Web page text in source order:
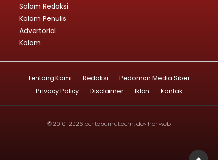
Salam Redaksi
Kolom Penulis
Advertorial
Kolom
Tentang Kami Redaksi
Pedoman Media Siber
Privacy Policy
Disclaimer Iklan Kontak
© 2010-2026 beritasumut.com. dev heriweb